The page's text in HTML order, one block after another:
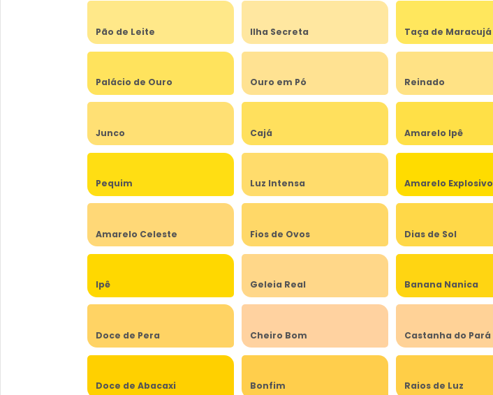
Pão de Leite Ilha Secreta Taça de Maracujá
Palácio de Ouro Ouro em Pó Reinado
Junco Cajá Amarelo Ipê
Pequim Luz Intensa Amarelo Explosivo
Amarelo Celeste Fios de Ovos Dias de Sol
Ipê Geleia Real Banana Nanica
Doce de Pera Cheiro Bom Castanha do Pará
Doce de Abacaxi Bonfim Raios de Luz